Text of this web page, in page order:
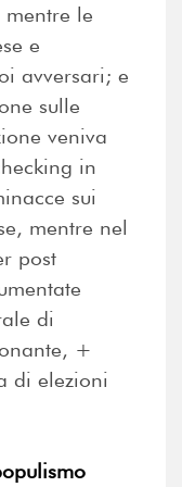
le
e
avversari; e
sulle
veniva
in
sui
mentre nel
post
di
+
di elezioni